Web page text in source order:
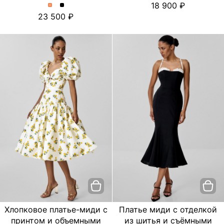
Платье
миди
отделкой
из
шитья
и
съёмными
бретелями.
Цвет
Персиковый
Платье
миди
отделкой
из
шитья
и
съёмными
бретелями.
Цвет
Черный
23 500
платье
принтом.
Цвет
пудровый
платье
принтом.
Цвет
Черный
18 900
Хлопковое платье-миди с
принтом и объемными
Платье миди с отделкой
из шитья и съёмными